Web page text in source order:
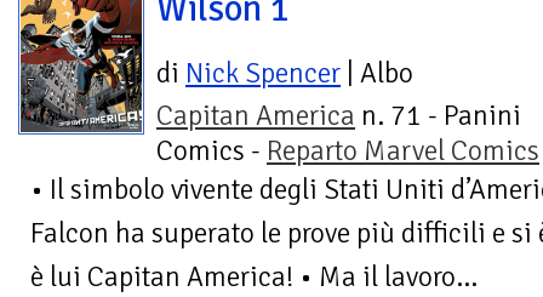
di Nick Spencer | Albo
Capitan America n. 71 - Panini
Comics - Reparto Marvel Comics
• Il simbolo vivente degli Stati Uniti
Falcon ha superato le prove più difficili e si
è lui Capitan America! • Ma il lavoro...